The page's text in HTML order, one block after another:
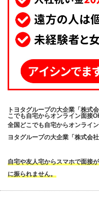
トヨタグループの大企業「株式
こでも自宅からオンライン面接
全国どこでも自宅からオンライ
ヨタグループの大企業「株式会
自宅や友人宅からスマホで面接
に振られません。